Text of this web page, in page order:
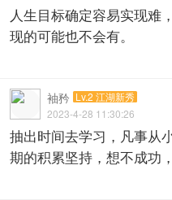
人生目标确定容易实现难
现的可能也不会有。
袖矜 Lv.2 江湖新秀
2023-4-28 11:30:26
抽出时间去学习，凡事从
期的积累坚持，想不成功